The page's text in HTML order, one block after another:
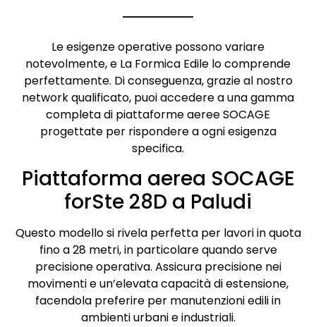
Le esigenze operative possono variare
notevolmente, e La Formica Edile lo comprende
perfettamente. Di conseguenza, grazie al nostro
network qualificato, puoi accedere a una gamma
completa di piattaforme aeree SOCAGE
progettate per rispondere a ogni esigenza
specifica.
Piattaforma aerea SOCAGE
forSte 28D a Paludi
Questo modello si rivela perfetta per lavori in quota
fino a 28 metri, in particolare quando serve
precisione operativa. Assicura precisione nei
movimenti e un’elevata capacità di estensione,
facendola preferire per manutenzioni edili in
ambienti urbani e industriali.